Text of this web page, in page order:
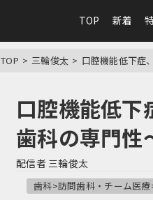
TOP 新着
TOP 三輪俊太 口腔機能低下症
口腔機能低下
歯科の専門性
配信者 三輪俊太
歯科>訪問歯科・チーム医